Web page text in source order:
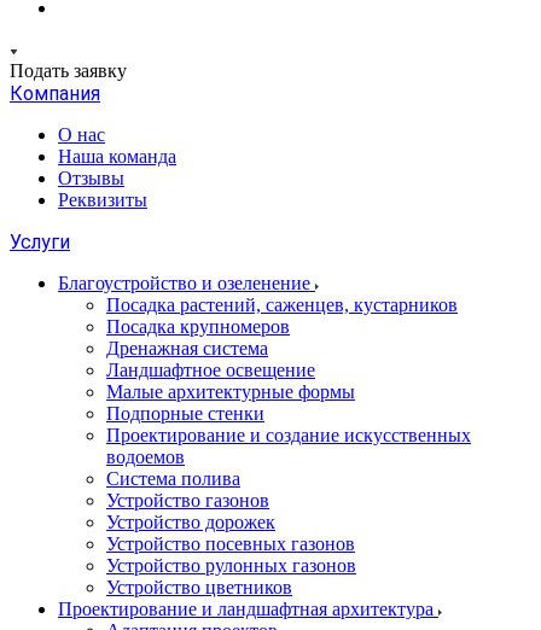
Подать заявку
Компания
О нас
Наша команда
Отзывы
Реквизиты
Услуги
Благоустройство и озеленение
Посадка растений, саженцев, кустарников
Посадка крупномеров
Дренажная система
Ландшафтное освещение
Малые архитектурные формы
Подпорные стенки
Проектирование и создание искусственных
водоемов
Система полива
Устройство газонов
Устройство дорожек
Устройство посевных газонов
Устройство рулонных газонов
Устройство цветников
Проектирование и ландшафтная архитектура